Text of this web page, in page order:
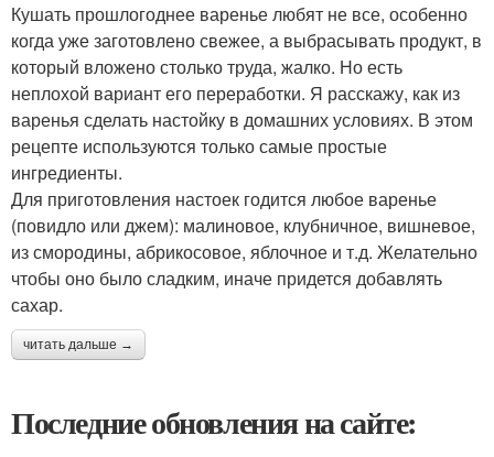
Кушать прошлогоднее варенье любят не все, особенно
когда уже заготовлено свежее, а выбрасывать продукт, в
который вложено столько труда, жалко. Но есть
неплохой вариант его переработки. Я расскажу, как из
варенья сделать настойку в домашних условиях. В этом
рецепте используются только самые простые
ингредиенты.
Для приготовления настоек годится любое варенье
(повидло или джем): малиновое, клубничное, вишневое,
из смородины, абрикосовое, яблочное и т.д. Желательно
чтобы оно было сладким, иначе придется добавлять
сахар.
читать дальше →
Последние обновления на сайте: